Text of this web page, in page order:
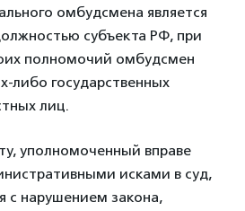
омбудсмена является
субъекта РФ, при
полномочий омбудсмен
либо государственных
лиц.
уполномоченный вправе
исками в суд,
с нарушением закона,